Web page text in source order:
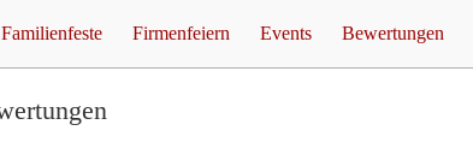
Familienfeste
Feuershow Hochzeit
Feuershow Geburtstag
Firmenfeiern
Feuershow Firmenfeier
Events
Mottoparty Ideen
Bewertungen
Rezensionen